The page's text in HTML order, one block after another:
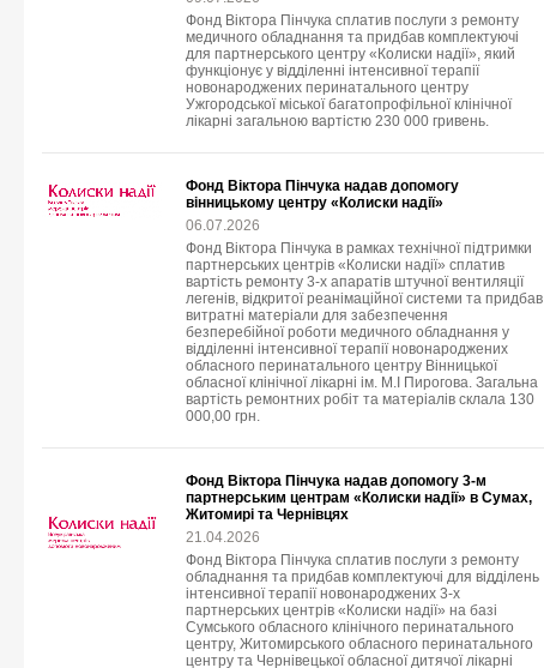
Фонд Віктора Пінчука сплатив послуги з ремонту
медичного обладнання та придбав комплектуючі
для партнерського центру «Колиски надії», який
функціонує у відділенні інтенсивної терапії
новонароджених перинатального центру
Ужгородської міської багатопрофільної клінічної
лікарні загальною вартістю 230 000 гривень.
Фонд Віктора Пінчука надав допомогу
вінницькому центру «Колиски надії»
06.07.2026
Фонд Віктора Пінчука в рамках технічної підтримки
партнерських центрів «Колиски надії» сплатив
вартість ремонту 3-х апаратів штучної вентиляції
легенів, відкритої реанімаційної системи та придбав
витратні матеріали для забезпечення
безперебійної роботи медичного обладнання у
відділенні інтенсивної терапії новонароджених
обласного перинатального центру Вінницької
обласної клінічної лікарні ім. М.І Пирогова. Загальна
вартість ремонтних робіт та матеріалів склала 130
000,00 грн.
Фонд Віктора Пінчука надав допомогу 3-м
партнерським центрам «Колиски надії» в Сумах,
Житомирі та Чернівцях
21.04.2026
Фонд Віктора Пінчука сплатив послуги з ремонту
обладнання та придбав комплектуючі для відділень
інтенсивної терапії новонароджених 3-х
партнерських центрів «Колиски надії» на базі
Сумського обласного клінічного перинатального
центру, Житомирського обласного перинатального
центру та Чернівецької обласної дитячої лікарні